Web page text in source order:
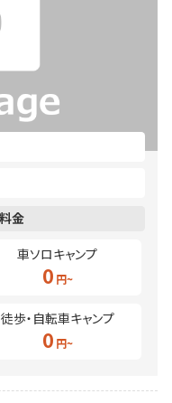
車ソロキャンプ
0
徒歩・自転車キャンプ
0